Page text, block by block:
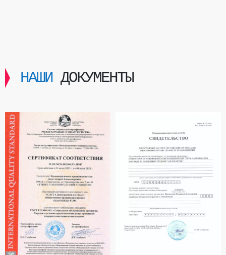
НАШИДОКУМЕНТЫ